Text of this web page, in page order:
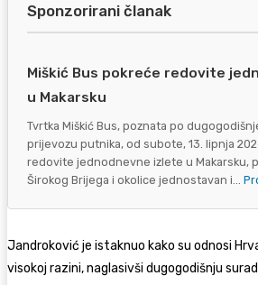
Sponzorirani članak
Miškić Bus pokreće redovite
u Makarsku
Tvrtka Miškić Bus, poznata po
prijevozu putnika, od subote, 13. lipnja
redovite jednodnevne izlete u Makarsku,
Širokog Brijega i okolice jednostavan i...
Jandroković je istaknuo kako su odnosi
visokoj razini, naglasivši dugogodišnju